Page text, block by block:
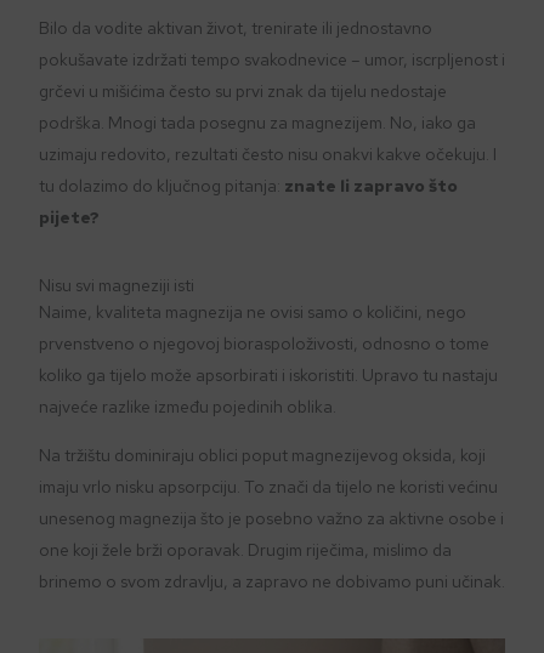
Bilo da vodite aktivan život, trenirate ili jednostavno
pokušavate izdržati tempo svakodnevice – umor, iscrpljenost i
grčevi u mišićima često su prvi znak da tijelu nedostaje
podrška. Mnogi tada posegnu za magnezijem. No, iako ga
uzimaju redovito, rezultati često nisu onakvi kakve očekuju. I
tu dolazimo do ključnog pitanja: znate li zapravo što
pijete?
Nisu svi magneziji isti
Naime, kvaliteta magnezija ne ovisi samo o količini, nego
prvenstveno o njegovoj bioraspoloživosti, odnosno o tome
koliko ga tijelo može apsorbirati i iskoristiti. Upravo tu nastaju
najveće razlike između pojedinih oblika.
Na tržištu dominiraju oblici poput magnezijevog oksida, koji
imaju vrlo nisku apsorpciju. To znači da tijelo ne koristi većinu
unesenog magnezija što je posebno važno za aktivne osobe i
one koji žele brži oporavak. Drugim riječima, mislimo da
brinemo o svom zdravlju, a zapravo ne dobivamo puni učinak.